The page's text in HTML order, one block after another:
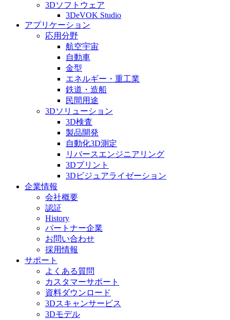
3Dソフトウェア
3DeVOK Studio
アプリケーション
応用分野
航空宇宙
自動車
金型
エネルギー・重工業
鉄道・造船
民間用途
3Dソリューション
3D検査
製品開発
自動化3D測定
リバースエンジニアリング
3Dプリント
3Dビジュアライゼーション
企業情報
会社概要
認証
History
パートナー企業
お問い合わせ
採用情報
サポート
よくある質問
カスタマーサポート
資料ダウンロード
3Dスキャンサービス
3Dモデル